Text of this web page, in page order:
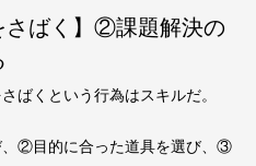
さばく】②課題解決の
ばくという行為はスキルだ。
②目的に合った道具を選び、③